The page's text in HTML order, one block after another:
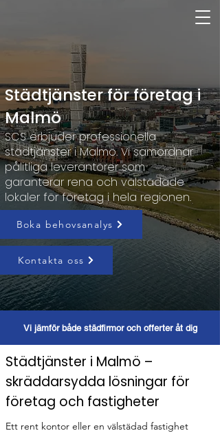
Städtjänster för företag i
Malmö
SCS erbjuder professionella
städtjänster i Malmö. Vi samordnar
pålitliga leverantörer som
garanterar rena och välstädade
lokaler för företag i hela regionen.
Boka behovsanalys
Kontakta oss
Vi jämför både städfirmor och offerter åt dig
Städtjänster i Malmö –
skräddarsydda lösningar för
företag och fastigheter
Ett rent kontor eller en välstädad fastighet